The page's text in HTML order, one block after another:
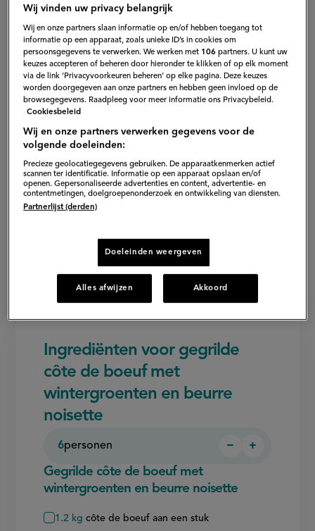
Ingrediënten voor gegrilde
côte de boeuf met
wintergroenten en beurre
noisette
6personen
Persoon
−
Persoon
+
Gegrilde côte de boeuf met
wintergroenten en beurre noisette
1.2 kg côte de boeuf aan een stuk
Wij vinden uw privacy belangrijk
Wij en onze partners slaan informatie op en/of hebben toegang tot
informatie op een apparaat, zoals unieke ID’s in cookies om
persoonsgegevens te verwerken. We werken met 106 partners. U kunt uw
keuzes accepteren of beheren door hieronder te klikken of op elk moment
via de link ‘Privacyvoorkeuren beheren’ op elke pagina. Deze keuzes
worden doorgegeven aan onze partners en hebben geen invloed op de
browsegegevens. Raadpleeg voor meer informatie ons Privacybeleid.
Cookiesbeleid
Wij en onze partners verwerken gegevens voor de
volgende doeleinden:
Precieze geolocatiegegevens gebruiken. De apparaatkenmerken actief
scannen ter identificatie. Informatie op een apparaat opslaan en/of
openen. Gepersonaliseerde advertenties en content, advertentie- en
contentmetingen, doelgroepenonderzoek en ontwikkeling van diensten.
Partnerlijst (derden)
Doeleinden weergeven
Alles afwijzen Akkoord